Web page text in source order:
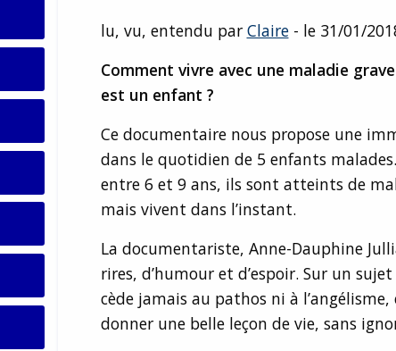
lu, vu, entendu par Claire- le 31/01/
Comment vivre avec une maladie
est un enfant ?
Ce documentaire nous propose une
dans le quotidien de 5 enfants
entre 6 et 9 ans, ils sont atteints de
mais vivent dans l’instant.
La documentariste, Anne-Dauphine
rires, d’humour et d’espoir. Sur un
cède jamais au pathos ni à
donner une belle leçon de vie, sans